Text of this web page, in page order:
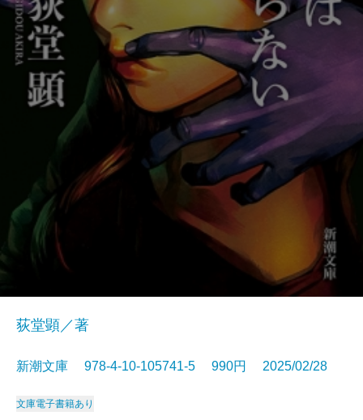
荻堂顕／著
新潮文庫 978-4-10-105741-5 990円 2025/02/28
文庫電子書籍あり